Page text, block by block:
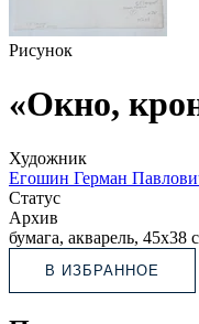
Рисунок
«Окно,
Художник
Егошин Герман
Статус
Архив
бумага, акварель, 45х38
В ИЗБРАННОЕ